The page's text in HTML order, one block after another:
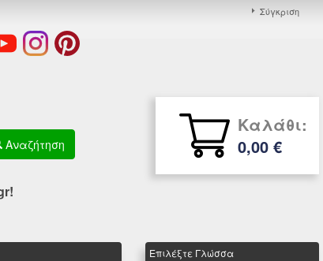
Σύγκριση
Αναζήτηση
Καλάθι:
0,00 €
Eπιλέξτε Γλώσσα